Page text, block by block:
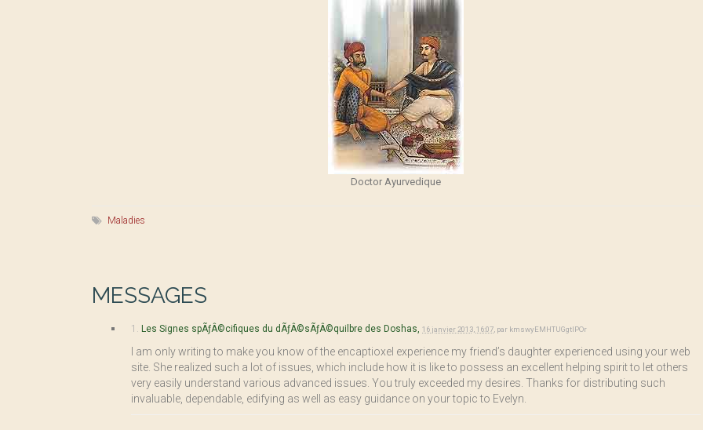
Doctor Ayurvedique
Maladies
MESSAGES
1. Les Signes spÃƒÂ©cifiques du dÃƒÂ©sÃƒÂ©quilbre des Doshas, 16 janvier 2013, 16:07 par kmswyEMHTUGgtlPOr
I am only writing to make you know of the encaptioxel experience my friend’s daughter experienced using your web
site. She realized such a lot of issues, which include how it is like to possess an excellent helping spirit to let others
very easily understand various advanced issues. You truly exceeded my desires. Thanks for distributing such
invaluable, dependable, edifying as well as easy guidance on your topic to Evelyn.